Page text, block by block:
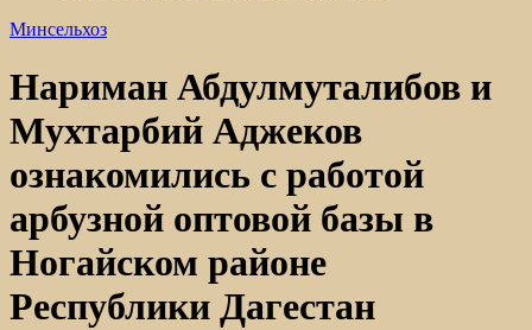
Минсельхоз
Нариман Абдулмуталибов и
Мухтарбий Аджеков
ознакомились с работой
арбузной оптовой базы в
Ногайском районе
Республики Дагестан